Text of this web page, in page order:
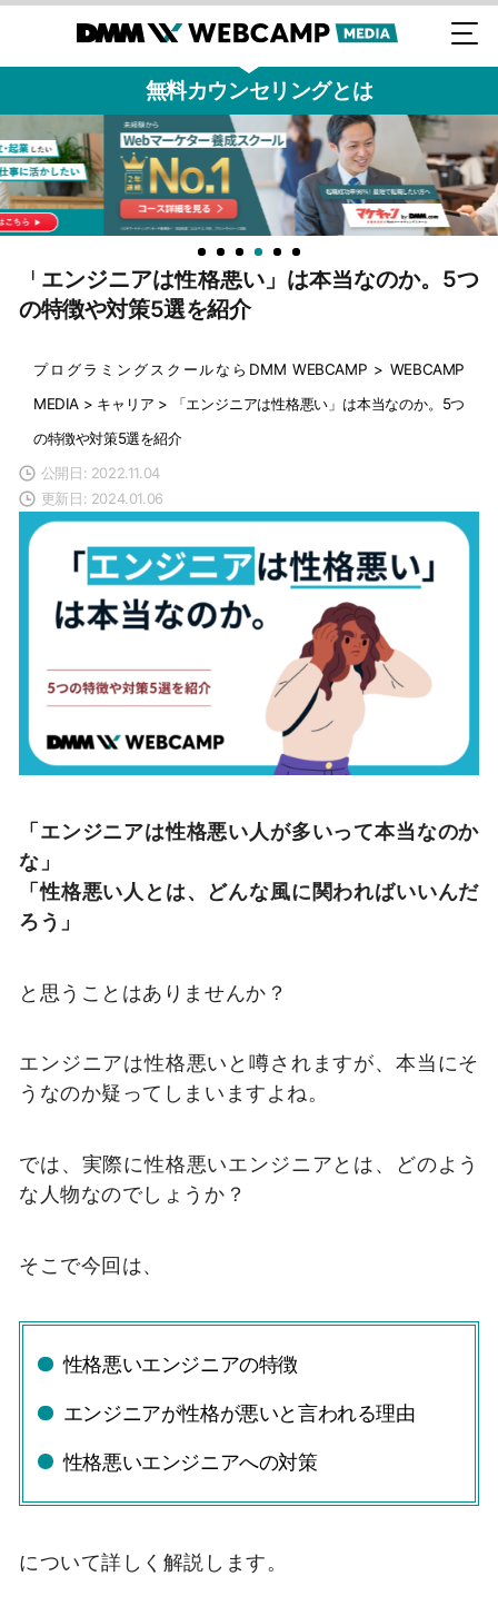
無料カウンセリングとは
「エンジニアは性格悪い」は本当なのか。5つ
の特徴や対策5選を紹介
プログラミングスクールならDMM WEBCAMP > WEBCAMP
MEDIA > キャリア >
「エンジニアは性格悪い」は本当なのか。5つ
の特徴や対策5選を紹介
公開日: 2022.11.04
更新日: 2024.01.06
「エンジニアは性格悪い人が多いって本当なのか
な」
「性格悪い人とは、どんな風に関わればいいんだ
ろう」
と思うことはありませんか？
エンジニアは性格悪いと噂されますが、本当にそ
うなのか疑ってしまいますよね。
では、実際に性格悪いエンジニアとは、どのよう
な人物なのでしょうか？
そこで今回は、
性格悪いエンジニアの特徴
エンジニアが性格が悪いと言われる理由
性格悪いエンジニアへの対策
について詳しく解説します。